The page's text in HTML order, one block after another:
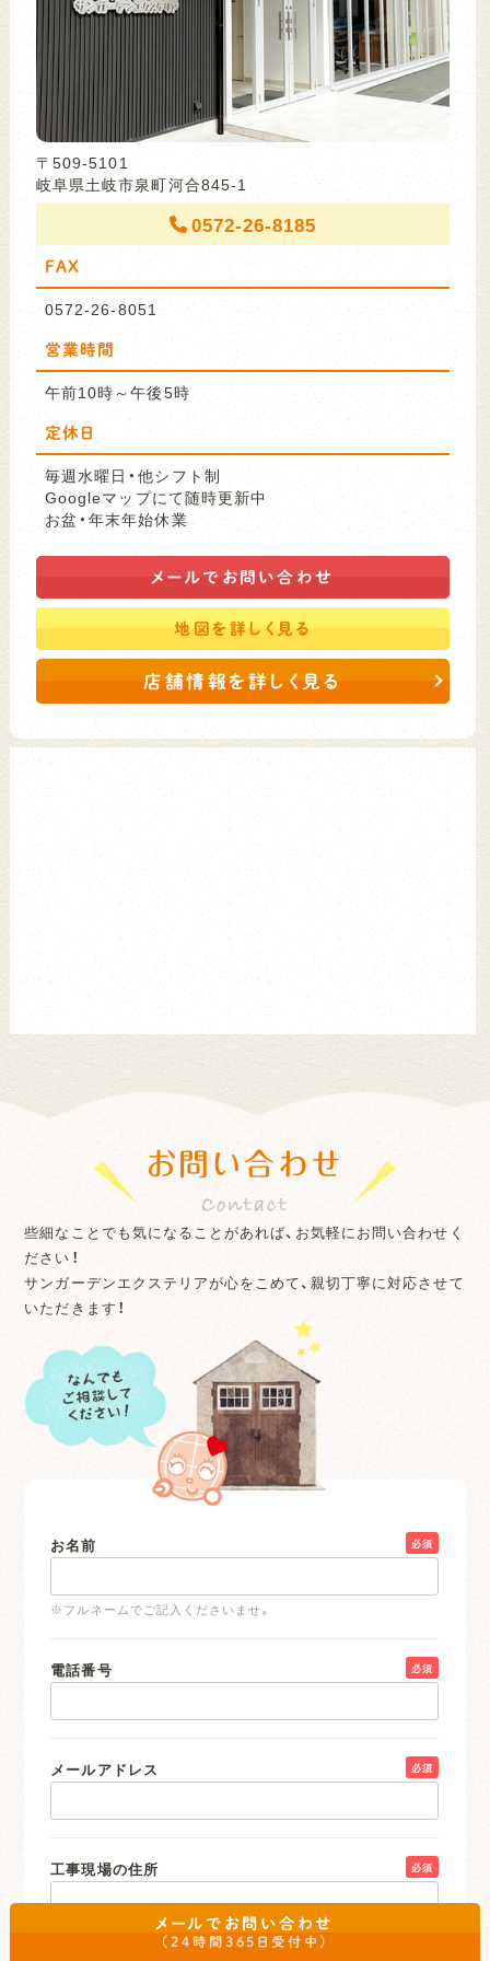
メールでお問い合わせ
（24時間365日受付中）
〒509-5101
岐阜県土岐市泉町河合845-1
0572-26-8185
FAX
0572-26-8051
営業時間
午前10時～午後5時
定休日
毎週水曜日・他シフト制
Googleマップにて随時更新中
お盆・年末年始休業
メールで お問い合わせ
地図を詳しく見る
店舗情報を詳しく見る
お問い合わせ
些細なことでも気になることがあれば、お気軽にお問い合わせく
ださい！
サンガーデンエクステリアが心をこめて、親切丁寧に対応させて
いただきます！
お名前 必須
※フルネームでご記入くださいませ。
電話番号 必須
メールアドレス 必須
工事現場の住所 必須